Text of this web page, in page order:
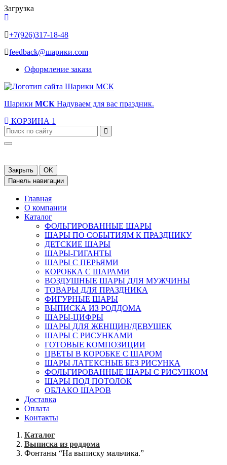
Загрузка
+7(926)317-18-48
feedback@шарики.com
Оформление заказа
Шарики МСК Надуваем для вас праздник.
КОРЗИНА 1
Закрыть
OK
Панель навигации
Главная
О компании
Каталог
ФОЛЬГИРОВАННЫЕ ШАРЫ
ШАРЫ ПО СОБЫТИЯМ К ПРАЗДНИКУ
ДЕТСКИЕ ШАРЫ
ШАРЫ-ГИГАНТЫ
ШАРЫ С ПЕРЬЯМИ
КОРОБКА С ШАРАМИ
ВОЗДУШНЫЕ ШАРЫ ДЛЯ МУЖЧИНЫ
ТОВАРЫ ДЛЯ ПРАЗДНИКА
ФИГУРНЫЕ ШАРЫ
ВЫПИСКА ИЗ РОДДОМА
ШАРЫ-ЦИФРЫ
ШАРЫ ДЛЯ ЖЕНЩИН/ДЕВУШЕК
ШАРЫ С РИСУНКАМИ
ГОТОВЫЕ КОМПОЗИЦИИ
ЦВЕТЫ В КОРОБКЕ С ШАРОМ
ШАРЫ ЛАТЕКСНЫЕ БЕЗ РИСУНКА
ФОЛЬГИРОВАННЫЕ ШАРЫ С РИСУНКОМ
ШАРЫ ПОД ПОТОЛОК
ОБЛАКО ШАРОВ
Доставка
Оплата
Контакты
Каталог
Выписка из роддома
Фонтаны “На выписку мальчика.”